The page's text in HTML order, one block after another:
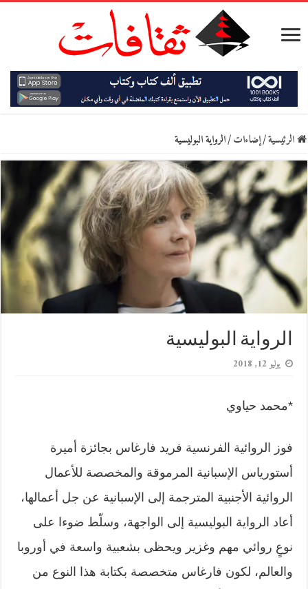
الرئيسية/إضاءات/الرواية البوليسية
الرواية البوليسية
يوليو 12, 2018
*محمد حياوي
فوز الروائية الفرنسية فريد فارغاس بجائزة أميرة
أستورياس الإسبانية المرموقة والمخصصة للأعمال
الروائية الأجنبية المترجمة إلى الإسبانية عن جل أعمالها،
أعاد الرواية البوليسية إلى الواجهة، وسلّط ضوءا على
نوعٍ روائي مهم وغزير ويحظى بشعبية واسعة في أوروبا
والعالم، لكون فارغاس متخصصة بكتابة هذا النوع من